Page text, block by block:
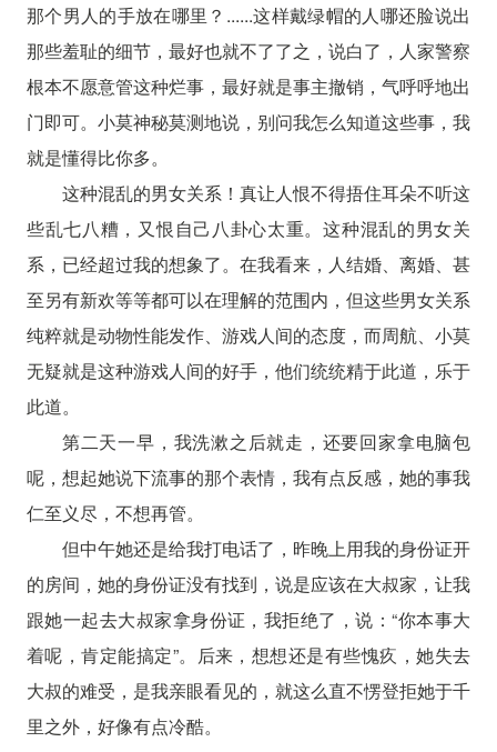
那个男人的手放在哪里？......这样戴绿帽的人哪还脸说出
那些羞耻的细节，最好也就不了了之，说白了，人家警察
根本不愿意管这种烂事，最好就是事主撤销，气呼呼地出
门即可。小莫神秘莫测地说，别问我怎么知道这些事，我
就是懂得比你多。
这种混乱的男女关系！真让人恨不得捂住耳朵不听这
些乱七八糟，又恨自己八卦心太重。这种混乱的男女关
系，已经超过我的想象了。在我看来，人结婚、离婚、甚
至另有新欢等等都可以在理解的范围内，但这些男女关系
纯粹就是动物性能发作、游戏人间的态度，而周航、小莫
无疑就是这种游戏人间的好手，他们统统精于此道，乐于
此道。
第二天一早，我洗漱之后就走，还要回家拿电脑包
呢，想起她说下流事的那个表情，我有点反感，她的事我
仁至义尽，不想再管。
但中午她还是给我打电话了，昨晚上用我的身份证开
的房间，她的身份证没有找到，说是应该在大叔家，让我
跟她一起去大叔家拿身份证，我拒绝了，说：“你本事大
着呢，肯定能搞定”。后来，想想还是有些愧疚，她失去
大叔的难受，是我亲眼看见的，就这么直不愣登拒她于千
里之外，好像有点冷酷。